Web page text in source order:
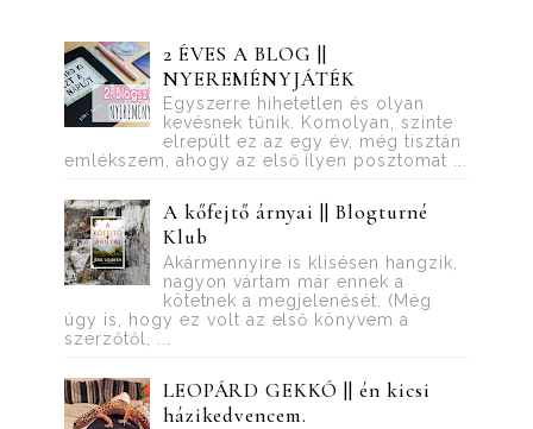
2 ÉVES A BLOG ||
NYEREMÉNYJÁTÉK
Egyszerre hihetetlen és olyan
kevésnek tűnik. Komolyan, szinte
elrepült ez az egy év, még tisztán
emlékszem, ahogy az első ilyen posztomat ...
A kőfejtő árnyai || Blogturné
Klub
Akármennyire is klisésen hangzik,
nagyon vártam már ennek a
kötetnek a megjelenését. (Még
úgy is, hogy ez volt az első könyvem a
szerzőtől, ...
LEOPÁRD GEKKÓ || én kicsi
házikedvencem.